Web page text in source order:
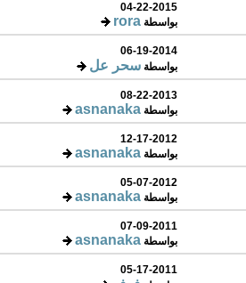
04-22-2015
بواسطة rora
06-19-2014
بواسطة سحر عل
08-22-2013
بواسطة asnanaka
12-17-2012
بواسطة asnanaka
05-07-2012
بواسطة asnanaka
07-09-2011
بواسطة asnanaka
05-17-2011